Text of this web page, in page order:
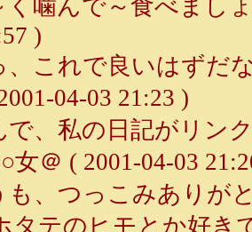
く噛んで～食べまし
)
、これで良いはずだ
04-03 21:23 )
で、私の日記がリン
女＠ ( 2001-04-03
も、つっこみありが
タテのヒモとか好